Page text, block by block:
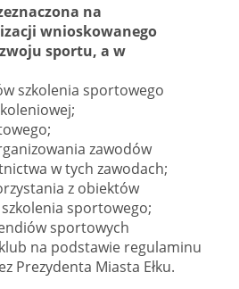
na
wnioskowanego
sportu, a w
szkolenia sportowego
zawodów
w tych zawodach;
z obiektów
sportowego;
sportowych
na podstawie regulaminu
Prezydenta Miasta Ełku.